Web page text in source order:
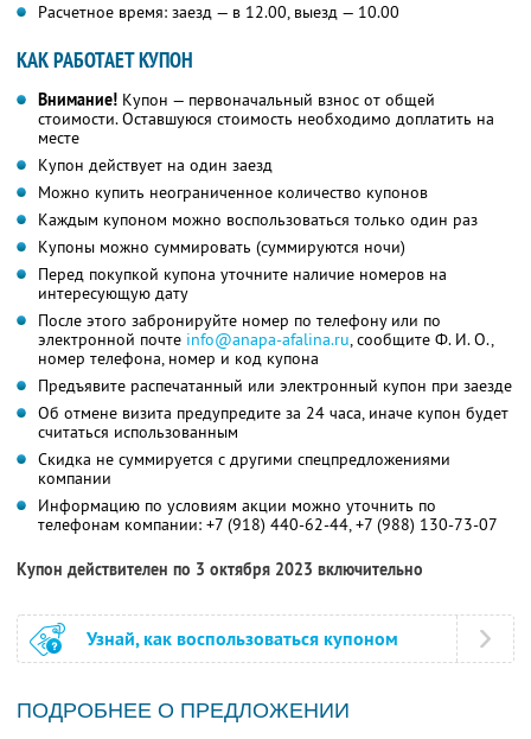
Расчетное время: заезд — в 12.00, выезд — 10.00
КАК РАБОТАЕТ КУПОН
Внимание! Купон — первоначальный взнос от общей
стоимости. Оставшуюся стоимость необходимо доплатить на
месте
Купон действует на один заезд
Можно купить неограниченное количество купонов
Каждым купоном можно воспользоваться только один раз
Купоны можно суммировать (суммируются ночи)
Перед покупкой купона уточните наличие номеров на
интересующую дату
После этого забронируйте номер по телефону или по
электронной почте info@anapa-afalina.ru,сообщите Ф. И. О.,
номер телефона, номер и код купона
Предъявите распечатанный или электронный купон при заезде
Об отмене визита предупредите за 24 часа, иначе купон будет
считаться использованным
Скидка не суммируется с другими спецпредложениями
компании
Информацию по условиям акции можно уточнить по
телефонам компании: +7 (918) 440-62-44, +7 (988) 130-73-07
Купон действителен по 3 октября 2023 включительно
Узнай, как воспользоваться купоном
ПОДРОБНЕЕ О ПРЕДЛОЖЕНИИ